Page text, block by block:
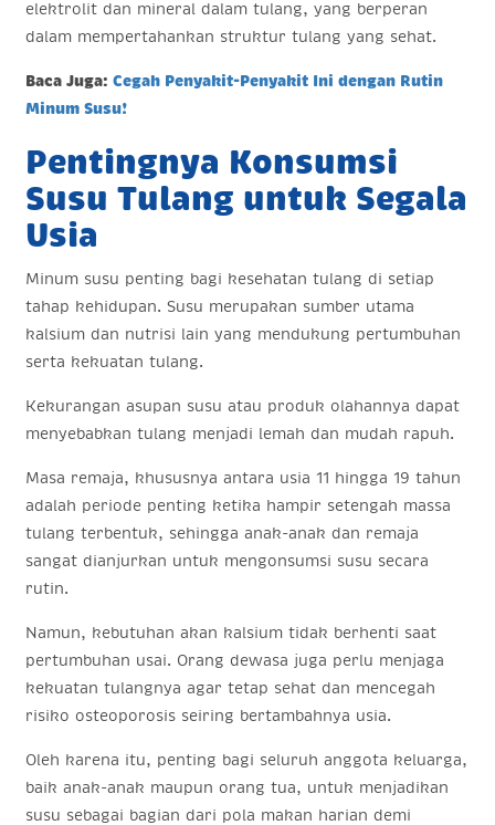
elektrolit dan mineral dalam tulang, yang berperan
dalam mempertahankan struktur tulang yang sehat.
Baca Juga: Cegah Penyakit-Penyakit Ini dengan Rutin
Minum Susu!
Pentingnya Konsumsi
Susu Tulang untuk Segala
Usia
Minum susu penting bagi kesehatan tulang di setiap
tahap kehidupan. Susu merupakan sumber utama
kalsium dan nutrisi lain yang mendukung pertumbuhan
serta kekuatan tulang.
Kekurangan asupan susu atau produk olahannya dapat
menyebabkan tulang menjadi lemah dan mudah rapuh.
Masa remaja, khususnya antara usia 11 hingga 19 tahun
adalah periode penting ketika hampir setengah massa
tulang terbentuk, sehingga anak-anak dan remaja
sangat dianjurkan untuk mengonsumsi susu secara
rutin.
Namun, kebutuhan akan kalsium tidak berhenti saat
pertumbuhan usai. Orang dewasa juga perlu menjaga
kekuatan tulangnya agar tetap sehat dan mencegah
risiko osteoporosis seiring bertambahnya usia.
Oleh karena itu, penting bagi seluruh anggota keluarga,
baik anak-anak maupun orang tua, untuk menjadikan
susu sebagai bagian dari pola makan harian demi